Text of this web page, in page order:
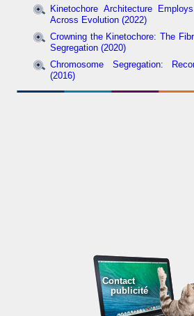
Kinetochore Architecture
Across Evolution (2022)
Crowning the Kinetochore: The
Segregation (2020)
Chromosome Segregation:
(2016)
Contact
publicité